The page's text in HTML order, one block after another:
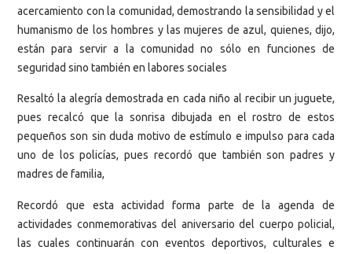
acercamiento con la comunidad, demostrando la sensibilidad y el
humanismo de los hombres y las mujeres de azul, quienes, dijo,
están para servir a la comunidad no sólo en funciones de
seguridad sino también en labores sociales
Resaltó la alegría demostrada en cada niño al recibir un juguete,
pues recalcó que la sonrisa dibujada en el rostro de estos
pequeños son sin duda motivo de estímulo e impulso para cada
uno de los policías, pues recordó que también son padres y
madres de familia,
Recordó que esta actividad forma parte de la agenda de
actividades conmemorativas del aniversario del cuerpo policial,
las cuales continuarán con eventos deportivos, culturales e